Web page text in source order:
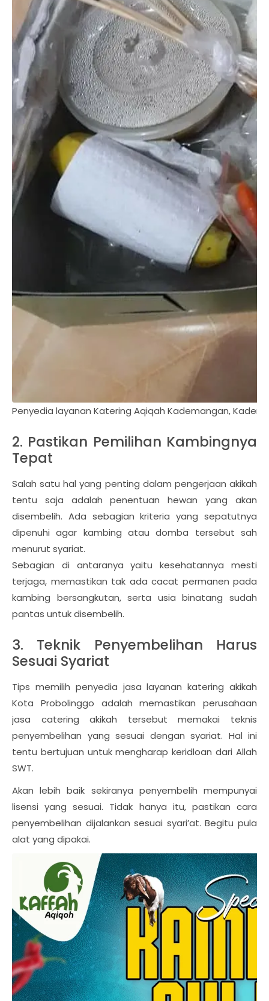
Penyedia layanan Katering Aqiqah Kademangan,
2. Pastikan Pemilihan Kambingnya
Tepat
Salah satu hal yang penting dalam pengerjaan akikah
tentu saja adalah penentuan hewan yang akan
disembelih. Ada sebagian kriteria yang sepatutnya
dipenuhi agar kambing atau domba tersebut sah
menurut syariat.
Sebagian di antaranya yaitu kesehatannya mesti
terjaga, memastikan tak ada cacat permanen pada
kambing bersangkutan, serta usia binatang sudah
pantas untuk disembelih.
3. Teknik Penyembelihan Harus
Sesuai Syariat
Tips memilih penyedia jasa layanan katering akikah
Kota Probolinggo adalah memastikan perusahaan
jasa catering akikah tersebut memakai teknis
penyembelihan yang sesuai dengan syariat. Hal ini
tentu bertujuan untuk mengharap keridloan dari Allah
SWT.
Akan lebih baik sekiranya penyembelih mempunyai
lisensi yang sesuai. Tidak hanya itu, pastikan cara
penyembelihan dijalankan sesuai syari’at. Begitu pula
alat yang dipakai.